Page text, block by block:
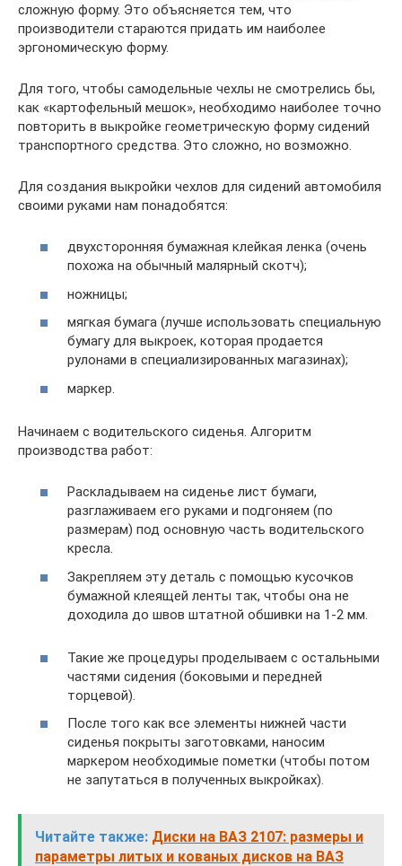
сложную форму. Это объясняется тем, что
производители стараются придать им наиболее
эргономическую форму.
Для того, чтобы самодельные чехлы не смотрелись бы,
как «картофельный мешок», необходимо наиболее точно
повторить в выкройке геометрическую форму сидений
транспортного средства. Это сложно, но возможно.
Для создания выкройки чехлов для сидений автомобиля
своими руками нам понадобятся:
двухсторонняя бумажная клейкая ленка (очень
похожа на обычный малярный скотч);
ножницы;
мягкая бумага (лучше использовать специальную
бумагу для выкроек, которая продается
рулонами в специализированных магазинах);
маркер.
Начинаем с водительского сиденья. Алгоритм
производства работ:
Раскладываем на сиденье лист бумаги,
разглаживаем его руками и подгоняем (по
размерам) под основную часть водительского
кресла.
Закрепляем эту деталь с помощью кусочков
бумажной клеящей ленты так, чтобы она не
доходила до швов штатной обшивки на 1-2 мм.
Такие же процедуры проделываем с остальными
частями сидения (боковыми и передней
торцевой).
После того как все элементы нижней части
сиденья покрыты заготовками, наносим
маркером необходимые пометки (чтобы потом
не запутаться в полученных выкройках).
Читайте также: Диски на ВАЗ 2107: размеры и
параметры литых и кованых дисков на ВАЗ